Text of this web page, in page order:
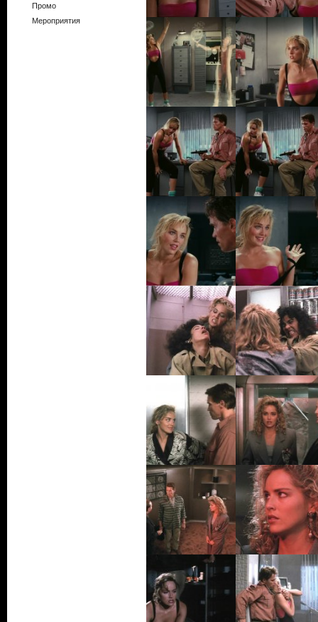
Промо
Мероприятия